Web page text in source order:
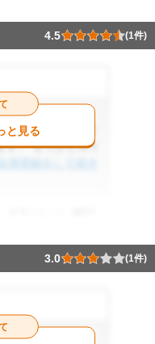
4.5 (1件)
んだので割引は大
。 もう少しポイ
と見る
3.0 (1件)